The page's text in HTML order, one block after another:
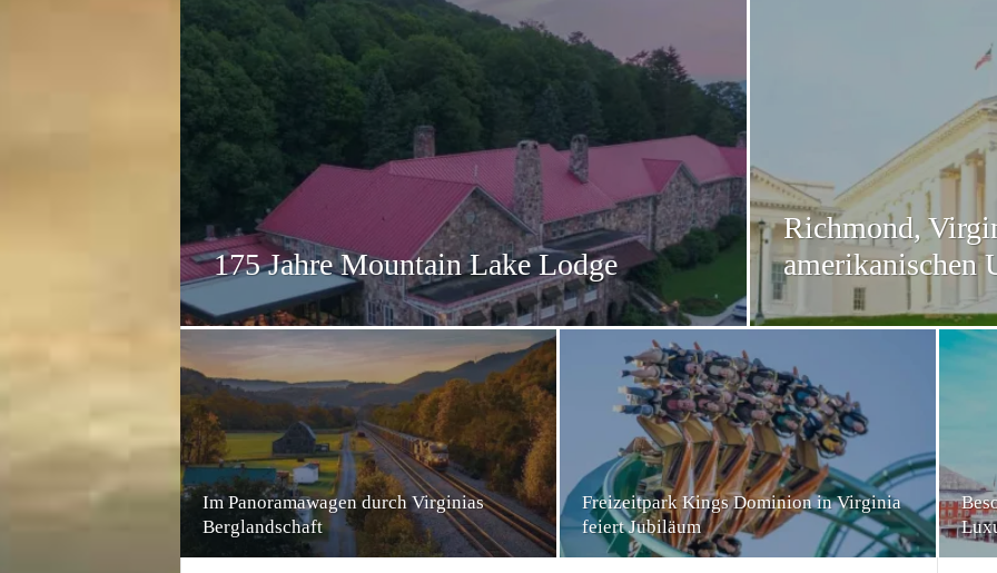
175 Jahre Mountain Lake Lodge
Richmond,
amerikanischen
Im Panorama­wagen durch Virginias
Berglandschaft
Freizeitpark Kings Dominion in Virginia
feiert Jubiläum